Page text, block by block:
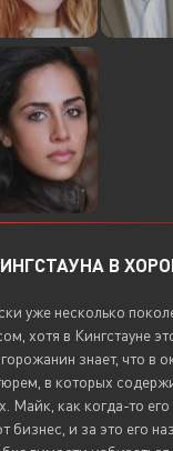
В
уже несколько
хотя в Кингстауне
знает, что в
в которых
Майк, как когда-то его
бизнес, и за это его